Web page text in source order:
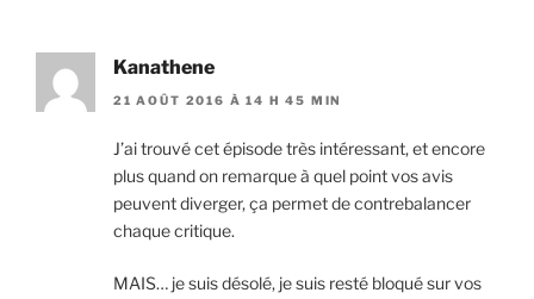
Kanathene
21 AOÛT 2016 À 14 H 45 MIN
J’ai trouvé cet épisode très intéressant, et encore
plus quand on remarque à quel point vos avis
peuvent diverger, ça permet de contrebalancer
chaque critique.
MAIS… je suis désolé, je suis resté bloqué sur vos